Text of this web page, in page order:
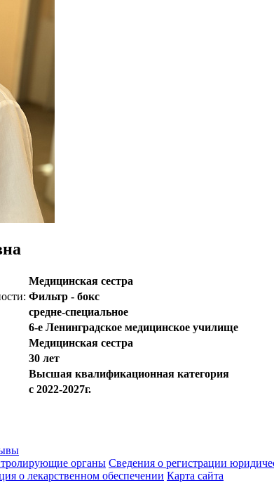
Медицинская сестра
Фильтр - бокс
средне-специальное
6-е Ленинградское медицинское училище
Медицинская сестра
30 лет
Высшая квалификационная категория
с 2022-2027г.
органы Сведения о регистрации
о лекарственном обеспечении Карта сайта